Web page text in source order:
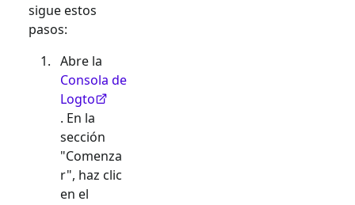
sigue estos
pasos:
Abre la
Consola de
Logto
. En la
sección
"Comenza
r", haz clic
en el